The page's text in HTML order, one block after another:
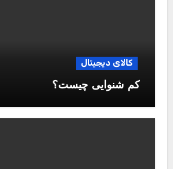
کالای دیجیتال
کم شنوایی چیست؟